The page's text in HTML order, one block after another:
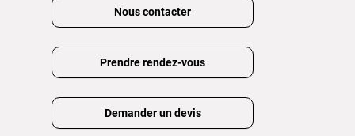
Nous contacter
Prendre rendez-vous
Demander un devis